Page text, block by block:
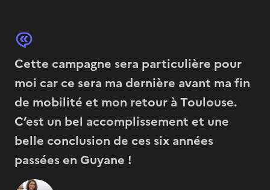
Cette campagne sera particulière pour
moi car ce sera ma dernière avant ma fin
de mobilité et mon retour à Toulouse.
C’est un bel accomplissement et une
belle conclusion de ces six années
passées en Guyane !